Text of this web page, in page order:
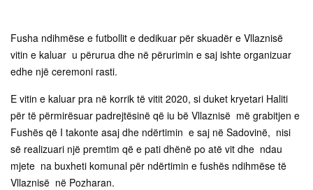
Fusha ndihmëse e futbollit e dedikuar për skuadër e Vllaznisë
vitin e kaluar u përurua dhe në përurimin e saj ishte organizuar
edhe një ceremoni rasti.
E vitin e kaluar pra në korrik të vitit 2020, si duket kryetari Haliti
për të përmirësuar padrejtësinë që iu bë Vllaznisë më grabitjen e
Fushës që I takonte asaj dhe ndërtimin e saj në Sadovinë, nisi
së realizuari një premtim që e pati dhënë po atë vit dhe ndau
mjete na buxheti komunal për ndërtimin e fushës ndihmëse të
Vllaznisë në Pozharan.